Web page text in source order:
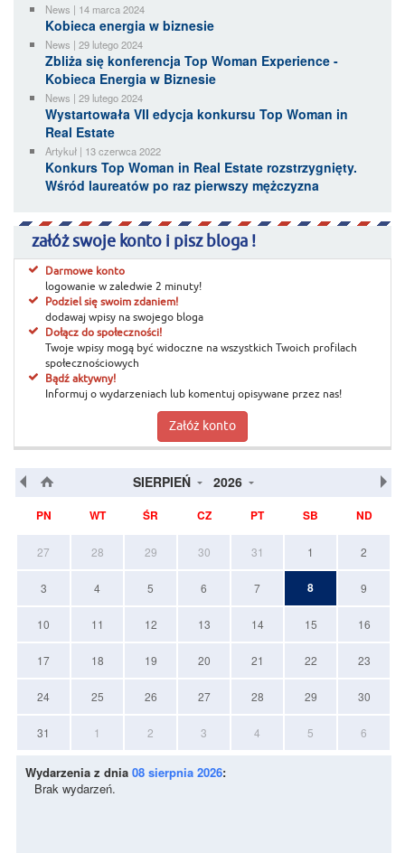
News | 14 marca 2024
Kobieca energia w biznesie
News | 29 lutego 2024
Zbliża się konferencja Top Woman Experience -
Kobieca Energia w Biznesie
News | 29 lutego 2024
Wystartowała VII edycja konkursu Top Woman in
Real Estate
Artykuł | 13 czerwca 2022
Konkurs Top Woman in Real Estate rozstrzygnięty.
Wśród laureatów po raz pierwszy mężczyzna
załóż swoje konto i pisz bloga !
Darmowe konto
logowanie w zaledwie 2 minuty!
Podziel się swoim zdaniem!
dodawaj wpisy na swojego bloga
Dołącz do społeczności!
Twoje wpisy mogą być widoczne na wszystkich Twoich profilach
społecznościowych
Bądź aktywny!
Informuj o wydarzeniach lub komentuj opisywane przez nas!
Załóż konto
SIERPIEŃ 2026
PN WT ŚR CZ PT SB ND
27 28 29 30 31 1 2
3 4 5 6 7 8 9
10 11 12 13 14 15 16
17 18 19 20 21 22 23
24 25 26 27 28 29 30
31 1 2 3 4 5 6
Wydarzenia z dnia 08 sierpnia 2026:
Brak wydarzeń.